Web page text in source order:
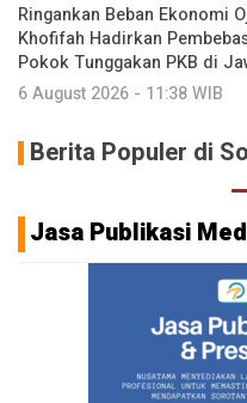
Ringankan Beban Ekonomi
Khofifah Hadirkan
Pokok Tunggakan PKB di
6 August 2026 - 11:38 WIB
Berita Populer di
Jasa Publikasi